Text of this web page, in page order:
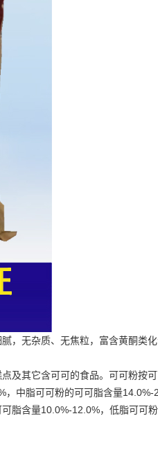
，无杂质、无焦粒，富含黄酮类
及其它含可可的食品。 可可粉按
中脂可可粉的可可脂含量
脂含量10.0%-12.0%，低脂可可